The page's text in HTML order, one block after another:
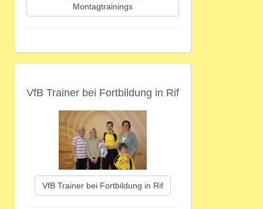
Montagtrainings
VfB Trainer bei Fortbildung in Rif
VfB Trainer bei Fortbildung in Rif